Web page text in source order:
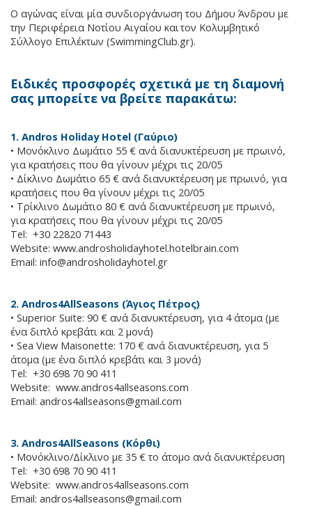
Ο αγώνας είναι μία συνδιοργάνωση του Δήμου Άνδρου με
την Περιφέρεια Νοτίου Αιγαίου και τον Κολυμβητικό
Σύλλογο Επιλέκτων (SwimmingClub.gr).
Ειδικές προσφορές σχετικά με τη διαμονή
σας μπορείτε να βρείτε παρακάτω:
1. Andros Holiday Hotel (Γαύριο)
• Μονόκλινο Δωμάτιο 55 € ανά διανυκτέρευση με πρωινό,
για κρατήσεις που θα γίνουν μέχρι τις 20/05
• Δίκλινο Δωμάτιο 65 € ανά διανυκτέρευση με πρωινό, για
κρατήσεις που θα γίνουν μέχρι τις 20/05
• Τρίκλινο Δωμάτιο 80 € ανά διανυκτέρευση με πρωινό,
για κρατήσεις που θα γίνουν μέχρι τις 20/05
Tel: +30 22820 71443
Website: www.androsholidayhotel.hotelbrain.com
Email: info@androsholidayhotel.gr
2. Andros4AllSeasons (Άγιος Πέτρος)
• Superior Suite: 90 € ανά διανυκτέρευση, για 4 άτομα (με
ένα διπλό κρεβάτι και 2 μονά)
• Sea View Maisonette: 170 € ανά διανυκτέρευση, για 5
άτομα (με ένα διπλό κρεβάτι και 3 μονά)
Tel: +30 698 70 90 411
Website: www.andros4allseasons.com
Email: andros4allseasons@gmail.com
3. Andros4AllSeasons (Κόρθι)
• Μονόκλινο/Δίκλινο με 35 € το άτομο ανά διανυκτέρευση
Tel: +30 698 70 90 411
Website: www.andros4allseasons.com
Email: andros4allseasons@gmail.com